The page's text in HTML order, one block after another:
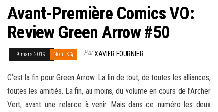
Avant-Première Comics VO:
Review Green Arrow #50
9 mars 2019 Non ParXAVIER FOURNIER
C’est la fin pour Green Arrow. La fin de tout, de toutes les alliances,
toutes les amitiés. La fin, au moins, du volume en cours de l’Archer
Vert, avant une relance à venir. Mais dans ce numéro les deux